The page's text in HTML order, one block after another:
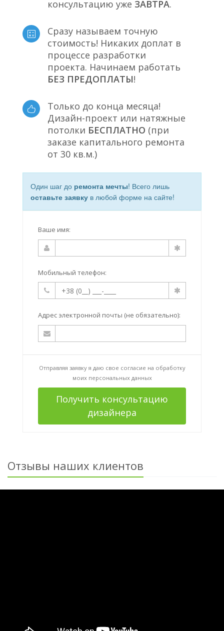
консультацию уже ЗАВТРА.
Сразу называем точную
стоимость! Никаких доплат в
процессе разработки
проекта. Начинаем работать
БЕЗ ПРЕДОПЛАТЫ!
Только до конца месяца!
Дизайн-проект или натяжные
потолки БЕСПЛАТНО (при
заказе капитального ремонта
от 30 кв.м.)
Один шаг до ремонта мечты! Всего лишь
оставьте заявку в любой форме на сайте!
Ваше имя:
Мобильный телефон:
Адрес электронной почты (не обязательно):
Отправляя заявку я даю свое согласие на обработку
моих персональных данных
Получить консультацию
дизайнера
Отзывы наших клиентов